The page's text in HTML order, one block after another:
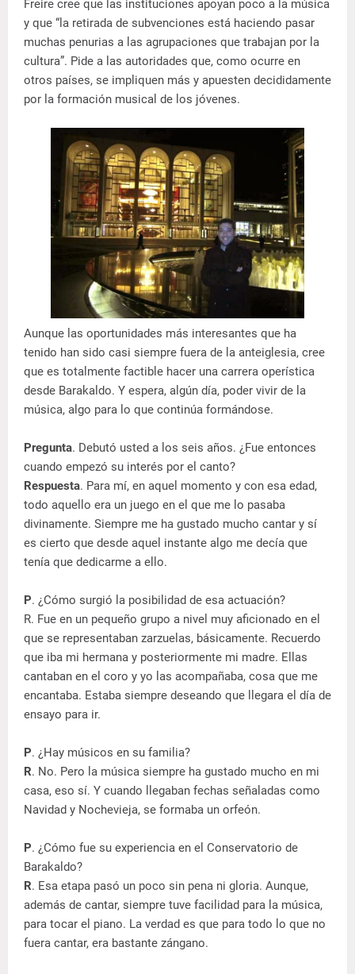
Freire cree que las instituciones apoyan poco a la música
y que “la retirada de subvenciones está haciendo pasar
muchas penurias a las agrupaciones que trabajan por la
cultura”. Pide a las autoridades que, como ocurre en
otros países, se impliquen más y apuesten decididamente
por la formación musical de los jóvenes.
Aunque las oportunidades más interesantes que ha
tenido han sido casi siempre fuera de la anteiglesia, cree
que es totalmente factible hacer una carrera operística
desde Barakaldo. Y espera, algún día, poder vivir de la
música, algo para lo que continúa formándose.
Pregunta. Debutó usted a los seis años. ¿Fue entonces
cuando empezó su interés por el canto?
Respuesta. Para mí, en aquel momento y con esa edad,
todo aquello era un juego en el que me lo pasaba
divinamente. Siempre me ha gustado mucho cantar y sí
es cierto que desde aquel instante algo me decía que
tenía que dedicarme a ello.
P. ¿Cómo surgió la posibilidad de esa actuación?
R. Fue en un pequeño grupo a nivel muy aficionado en el
que se representaban zarzuelas, básicamente. Recuerdo
que iba mi hermana y posteriormente mi madre. Ellas
cantaban en el coro y yo las acompañaba, cosa que me
encantaba. Estaba siempre deseando que llegara el día de
ensayo para ir.
P. ¿Hay músicos en su familia?
R. No. Pero la música siempre ha gustado mucho en mi
casa, eso sí. Y cuando llegaban fechas señaladas como
Navidad y Nochevieja, se formaba un orfeón.
P. ¿Cómo fue su experiencia en el Conservatorio de
Barakaldo?
R. Esa etapa pasó un poco sin pena ni gloria. Aunque,
además de cantar, siempre tuve facilidad para la música,
para tocar el piano. La verdad es que para todo lo que no
fuera cantar, era bastante zángano.